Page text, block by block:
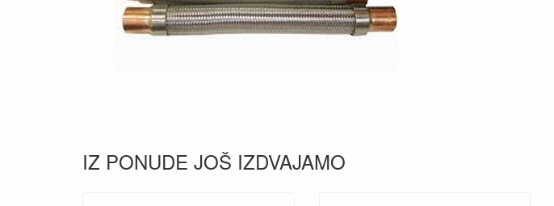
IZ PONUDE JOŠ IZDVAJAMO